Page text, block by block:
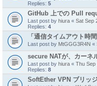
Replies: 5
GitHub 上での Pull
Last post by hiura « Sat Sep
Replies: 4
「通信タイムアウト時
Last post by MtGGG3R4N «
secure NATが、カーネ
Last post by hiura « Thu Sep
Replies: 8
SoftEther VPN ブリッ